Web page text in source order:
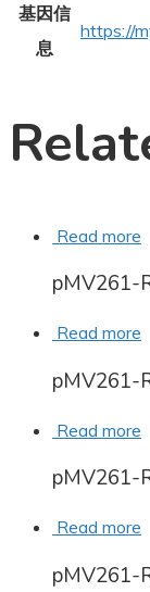
基因信
息
https://
Read more
pMV261-
Read more
pMV261-
Read more
pMV261-
Read more
pMV261-